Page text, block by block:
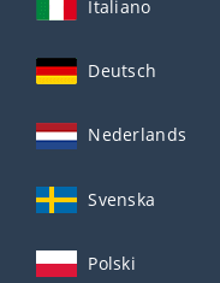
Italiano
Deutsch
Nederlands
Svenska
Polski